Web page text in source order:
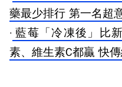
藥最少排行 第一名超
· 藍莓「冷凍後」比
素、維生素C都贏 快